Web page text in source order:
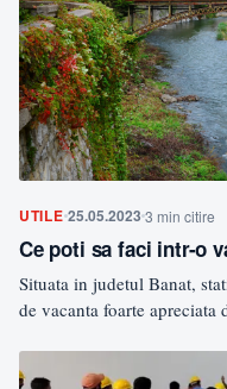
UTILE 25.05.2023 3 min citire
Ce poti sa faci intr-o
Situata in judetul Banat,
de vacanta foarte